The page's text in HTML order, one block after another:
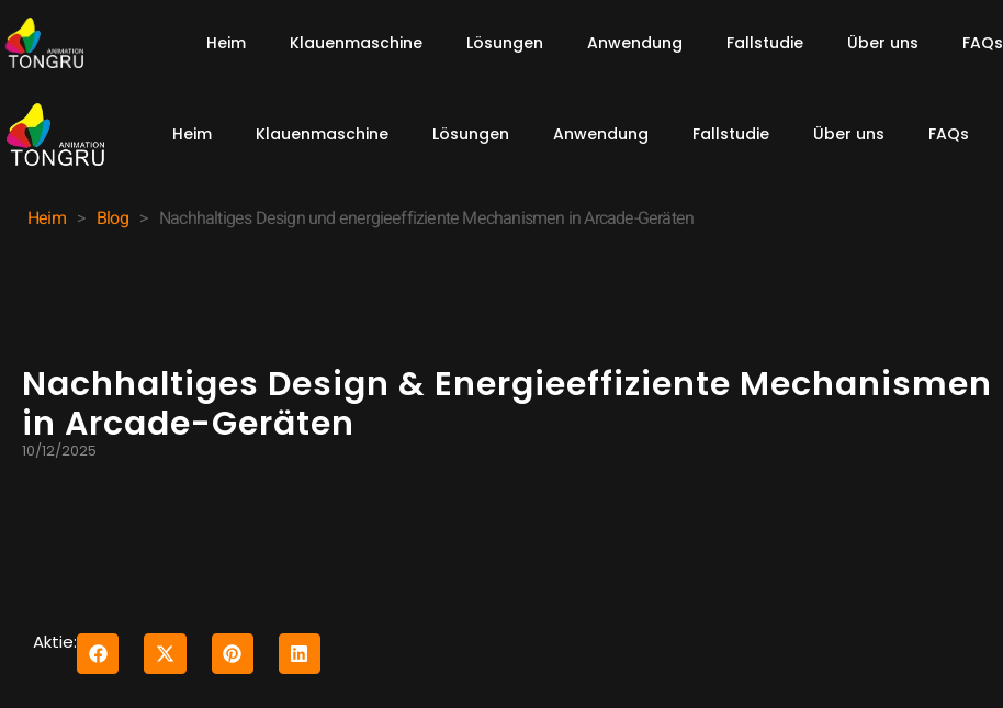
Heim Klauenmaschine Lösungen Anwendung Fallstudie Über uns FAQs
Heim Klauenmaschine Lösungen Anwendung Fallstudie Über uns FAQs
Heim > Blog > Nachhaltiges Design und energieeffiziente Mechanismen in Arcade-Geräten
Nachhaltiges Design & Energieeffiziente Mechanismen
in Arcade-Geräten
10/12/2025
Aktie: